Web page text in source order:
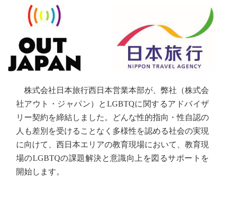
株式会社日本旅行西日本営業本部が、弊社（株式会
社アウト・ジャパン）とLGBTQに関するアドバイザ
リー契約を締結しました。どんな性的指向・性自認の
人も差別を受けることなく多様性を認める社会の実現
に向けて、西日本エリアの教育現場において、教育現
場のLGBTQの課題解決と意識向上を図るサポートを
開始します。